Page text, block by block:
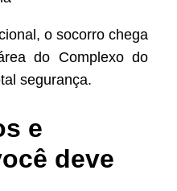
o socorro chega
do Complexo do
segurança.
e
deve